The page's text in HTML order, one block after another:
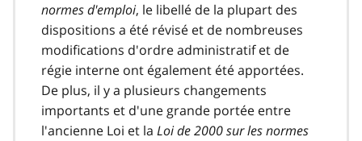
normes d'emploi, le libellé de la plupart des
dispositions a été révisé et de nombreuses
modifications d'ordre administratif et de
régie interne ont également été apportées.
De plus, il y a plusieurs changements
importants et d'une grande portée entre
l'ancienne Loi et la Loi de 2000 sur les normes